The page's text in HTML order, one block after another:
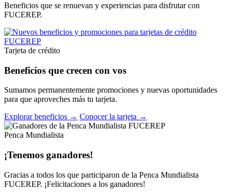
Beneficios que se renuevan y experiencias para disfrutar con
FUCEREP.
Tarjeta de crédito
Beneficios que crecen con vos
Sumamos permanentemente promociones y nuevas oportunidades
para que aproveches más tu tarjeta.
Explorar beneficios → Conocer la tarjeta →
Penca Mundialista
¡Tenemos ganadores!
Gracias a todos los que participaron de la Penca Mundialista
FUCEREP. ¡Felicitaciones a los ganadores!